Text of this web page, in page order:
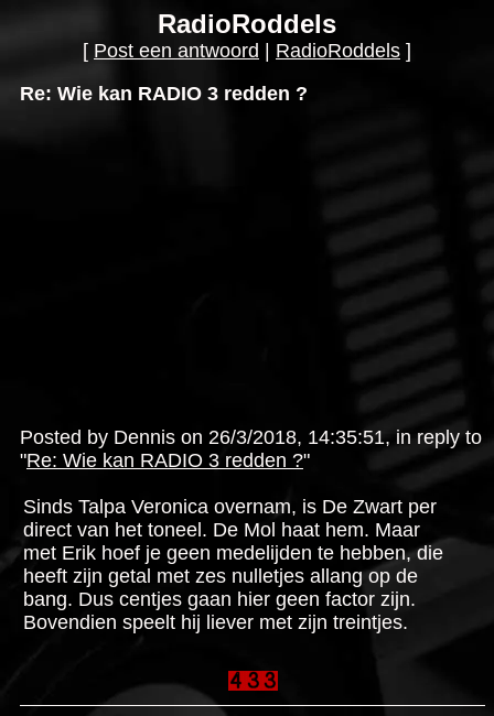
RadioRoddels
[ Post een antwoord RadioRoddels ]
Re: Wie kan RADIO 3 redden ?
Posted by Dennis on 26/3/2018, 14:35:51, in reply to
"Re: Wie kan RADIO 3 redden ?"
Sinds Talpa Veronica overnam, is De Zwart per
direct van het toneel. De Mol haat hem. Maar
met Erik hoef je geen medelijden te hebben, die
heeft zijn getal met zes nulletjes allang op de
bang. Dus centjes gaan hier geen factor zijn.
Bovendien speelt hij liever met zijn treintjes.